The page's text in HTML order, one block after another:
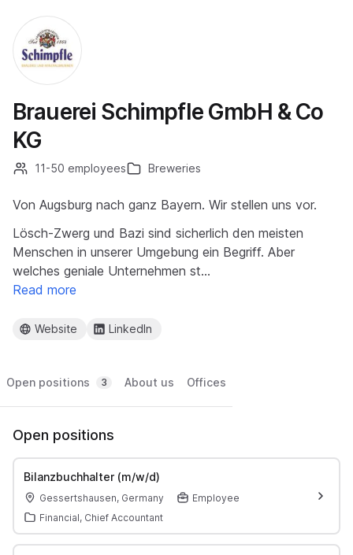
Brauerei Schimpfle GmbH & Co
KG
11-50 employees Breweries
Von Augsburg nach ganz Bayern. Wir stellen uns vor.
Lösch-Zwerg und Bazi sind sicherlich den meisten
Menschen in unserer Umgebung ein Begriff. Aber
welches geniale Unternehmen st…
Read more
Website LinkedIn
Open positions 3 About us Offices
Open positions
Bilanzbuchhalter (m/w/d)
Gessertshausen, Germany
Employee
Financial, Chief Accountant